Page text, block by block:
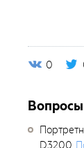
0
Вопросы